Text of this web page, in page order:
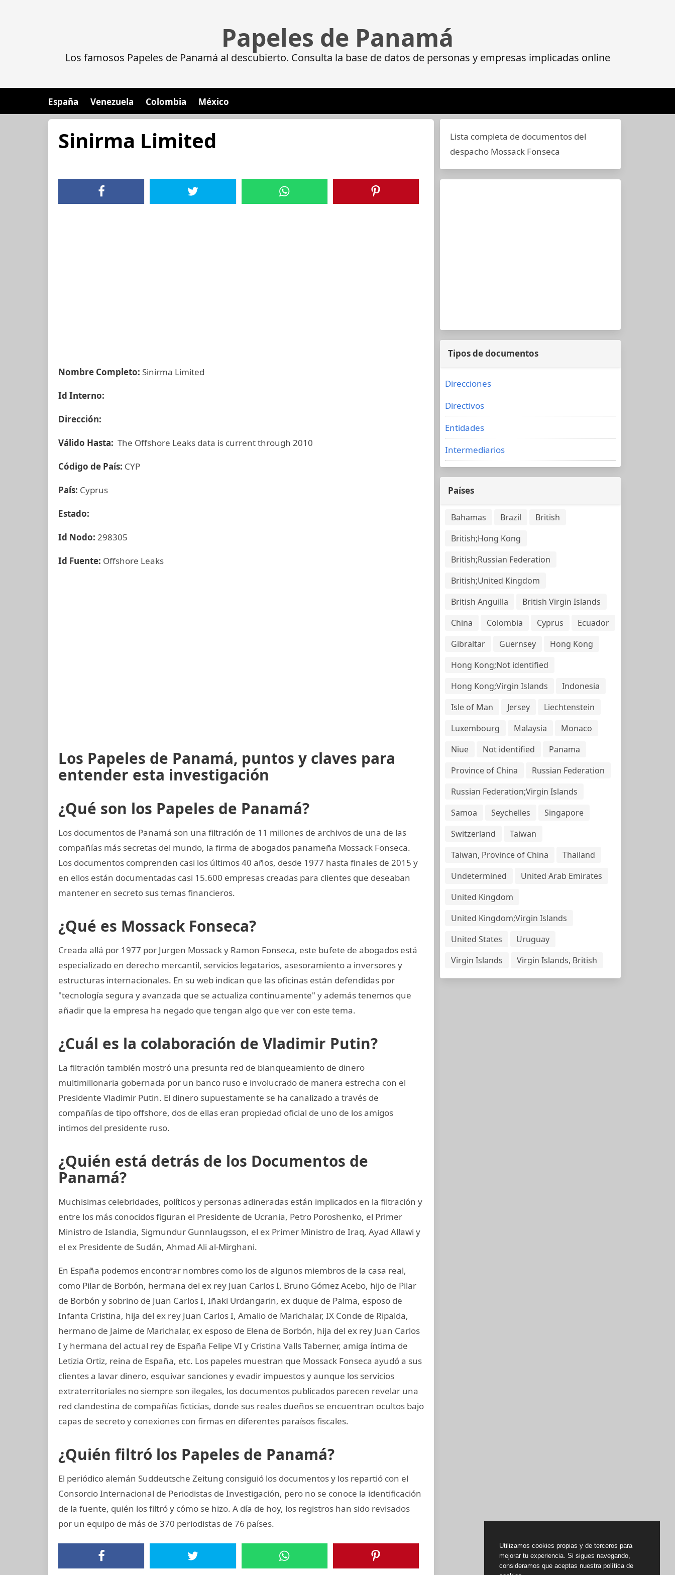
Papeles de Panamá
Los famosos Papeles de Panamá al descubierto. Consulta la base de datos de personas y empresas implicadas online
España Venezuela Colombia México
Sinirma Limited
Nombre Completo: Sinirma Limited
Id Interno:
Dirección:
Válido Hasta: The Offshore Leaks data is current through 2010
Código de País: CYP
País: Cyprus
Estado:
Id Nodo: 298305
Id Fuente: Offshore Leaks
Los Papeles de Panamá, puntos y claves para
entender esta investigación
¿Qué son los Papeles de Panamá?
Los documentos de Panamá son una filtración de 11 millones de archivos de una de las
compañías más secretas del mundo, la firma de abogados panameña Mossack Fonseca.
Los documentos comprenden casi los últimos 40 años, desde 1977 hasta finales de 2015 y
en ellos están documentadas casi 15.600 empresas creadas para clientes que deseaban
mantener en secreto sus temas financieros.
¿Qué es Mossack Fonseca?
Creada allá por 1977 por Jurgen Mossack y Ramon Fonseca, este bufete de abogados está
especializado en derecho mercantil, servicios legatarios, asesoramiento a inversores y
estructuras internacionales. En su web indican que las oficinas están defendidas por
"tecnología segura y avanzada que se actualiza continuamente" y además tenemos que
añadir que la empresa ha negado que tengan algo que ver con este tema.
¿Cuál es la colaboración de Vladimir Putin?
La filtración también mostró una presunta red de blanqueamiento de dinero
multimillonaria gobernada por un banco ruso e involucrado de manera estrecha con el
Presidente Vladimir Putin. El dinero supuestamente se ha canalizado a través de
compañías de tipo offshore, dos de ellas eran propiedad oficial de uno de los amigos
intimos del presidente ruso.
¿Quién está detrás de los Documentos de
Panamá?
Muchisimas celebridades, políticos y personas adineradas están implicados en la filtración y
entre los más conocidos figuran el Presidente de Ucrania, Petro Poroshenko, el Primer
Ministro de Islandia, Sigmundur Gunnlaugsson, el ex Primer Ministro de Iraq, Ayad Allawi y
el ex Presidente de Sudán, Ahmad Ali al-Mirghani.
En España podemos encontrar nombres como los de algunos miembros de la casa real,
como Pilar de Borbón, hermana del ex rey Juan Carlos I, Bruno Gómez Acebo, hijo de Pilar
de Borbón y sobrino de Juan Carlos I, Iñaki Urdangarin, ex duque de Palma, esposo de
Infanta Cristina, hija del ex rey Juan Carlos I, Amalio de Marichalar, IX Conde de Ripalda,
hermano de Jaime de Marichalar, ex esposo de Elena de Borbón, hija del ex rey Juan Carlos
I y hermana del actual rey de España Felipe VI y Cristina Valls Taberner, amiga íntima de
Letizia Ortiz, reina de España, etc. Los papeles muestran que Mossack Fonseca ayudó a sus
clientes a lavar dinero, esquivar sanciones y evadir impuestos y aunque los servicios
extraterritoriales no siempre son ilegales, los documentos publicados parecen revelar una
red clandestina de compañías ficticias, donde sus reales dueños se encuentran ocultos bajo
capas de secreto y conexiones con firmas en diferentes paraísos fiscales.
¿Quién filtró los Papeles de Panamá?
El periódico alemán Suddeutsche Zeitung consiguió los documentos y los repartió con el
Consorcio Internacional de Periodistas de Investigación, pero no se conoce la identificación
de la fuente, quién los filtró y cómo se hizo. A día de hoy, los registros han sido revisados
por un equipo de más de 370 periodistas de 76 países.
Lista completa de documentos del
despacho Mossack Fonseca
Tipos de documentos
Direcciones
Directivos
Entidades
Intermediarios
Países
Bahamas Brazil
British
British;Hong Kong
British;Russian Federation
British;United Kingdom
British Anguilla
British Virgin Islands
China
Colombia Cyprus
Ecuador
Gibraltar
Guernsey
Hong Kong
Hong Kong;Not identified
Hong Kong;Virgin Islands
Indonesia
Isle of Man
Jersey
Liechtenstein
Luxembourg
Malaysia
Monaco
Niue
Not identified
Panama
Province of China
Russian Federation
Russian Federation;Virgin Islands
Samoa
Seychelles
Singapore
Switzerland
Taiwan
Taiwan, Province of China
Thailand
Undetermined
United Arab Emirates
United Kingdom
United Kingdom;Virgin Islands
United States
Uruguay
Virgin Islands
Virgin Islands, British
Utilizamos cookies propias y de terceros para
mejorar tu experiencia. Si sigues navegando,
consideramos que aceptas nuestra política de